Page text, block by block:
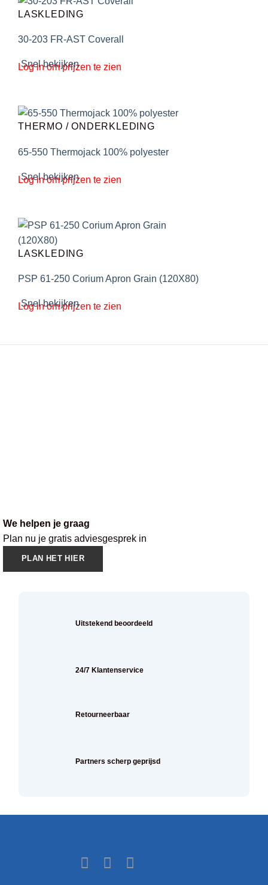
Snel bekijken
LASKLEDING
30-203 FR-AST Coverall
Log in om prijzen te zien
Snel bekijken
THERMO / ONDERKLEDING
65-550 Thermojack 100% polyester
Log in om prijzen te zien
Snel bekijken
LASKLEDING
PSP 61-250 Corium Apron Grain (120X80)
Log in om prijzen te zien
We helpen je graag
Plan nu je gratis adviesgesprek in
PLAN HET HIER
Uitstekend beoordeeld
24/7 Klantenservice
Retourneerbaar
Partners scherp geprijsd